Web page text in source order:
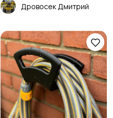
Дровосек Дмитрий